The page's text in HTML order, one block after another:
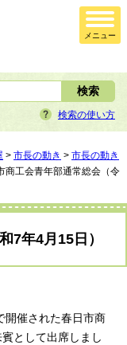
メニュー
検索の使い方
> 市長の動き > 市長の動き
商工会青年部通常総会（令
7年4月15日）
開催された春日市商
として出席しまし